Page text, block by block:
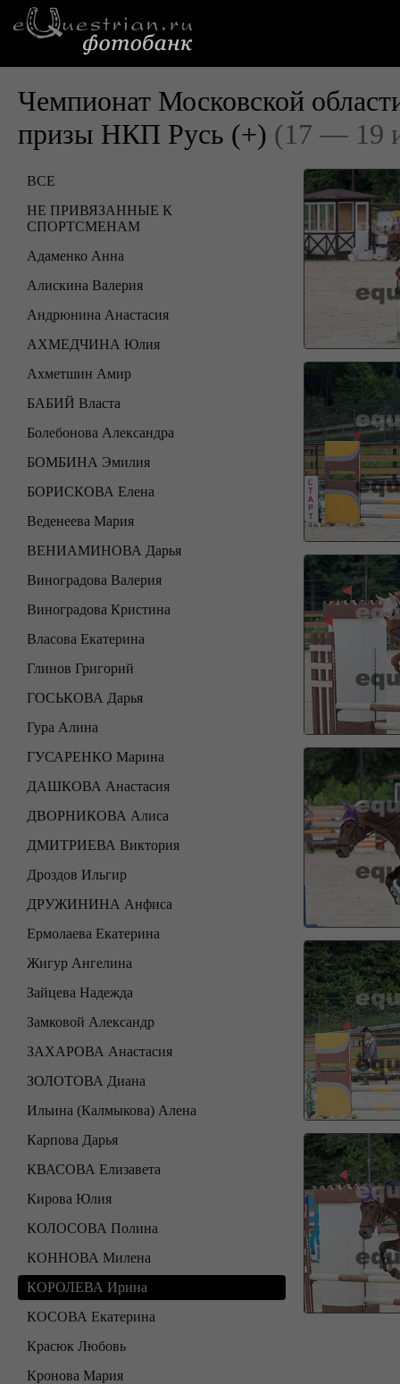
Чемпионат Московской
призы НКП Русь (+) (17 — 19
ВСЕ
НЕ ПРИВЯЗАННЫЕ К
СПОРТСМЕНАМ
Адаменко Анна
Алискина Валерия
Андрюнина Анастасия
АХМЕДЧИНА Юлия
Ахметшин Амир
БАБИЙ Власта
Болебонова Александра
БОМБИНА Эмилия
БОРИСКОВА Елена
Веденеева Мария
ВЕНИАМИНОВА Дарья
Виноградова Валерия
Виноградова Кристина
Власова Екатерина
Глинов Григорий
ГОСЬКОВА Дарья
Гура Алина
ГУСАРЕНКО Марина
ДАШКОВА Анастасия
ДВОРНИКОВА Алиса
ДМИТРИЕВА Виктория
Дроздов Ильгир
ДРУЖИНИНА Анфиса
Ермолаева Екатерина
Жигур Ангелина
Зайцева Надежда
Замковой Александр
ЗАХАРОВА Анастасия
ЗОЛОТОВА Диана
Ильина (Калмыкова) Алена
Карпова Дарья
КВАСОВА Елизавета
Кирова Юлия
КОЛОСОВА Полина
КОННОВА Милена
КОРОЛЕВА Ирина
КОСОВА Екатерина
Красюк Любовь
Кронова Мария